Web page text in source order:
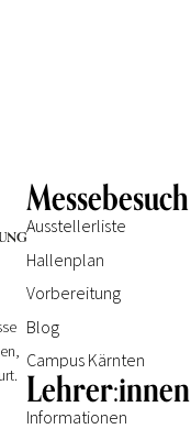
Messebesuch
Ausstellerliste
Hallenplan
Vorbereitung
Blog
Campus Kärnten
Lehrer:innen
Informationen